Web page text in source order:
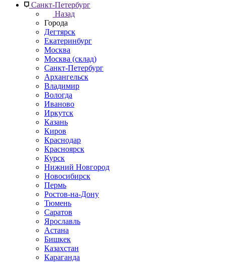
Санкт-Петербург
Назад
Города
Дегтярск
Екатеринбург
Москва
Москва (склад)
Санкт-Петербург
Архангельск
Владимир
Вологда
Иваново
Иркутск
Казань
Киров
Краснодар
Красноярск
Курск
Нижний Новгород
Новосибирск
Пермь
Ростов-на-Дону
Тюмень
Саратов
Ярославль
Астана
Бишкек
Казахстан
Караганда